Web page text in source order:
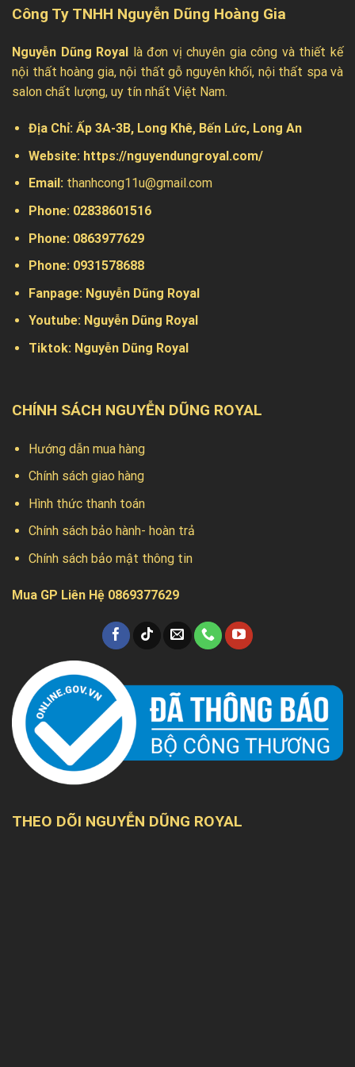
Công Ty TNHH Nguyễn Dũng Hoàng Gia
Nguyễn Dũng Royal
là đơn vị chuyên gia công và thiết kế
nội thất hoàng gia, nội thất gỗ nguyên khối, nội thất spa và
salon chất lượng, uy tín nhất Việt Nam.
Địa Chỉ: Ấp 3A-3B, Long Khê, Bến Lức, Long An
Website: https://nguyendungroyal.com/
Email: thanhcong11u@gmail.com
Phone: 02838601516
Phone: 0863977629
Phone: 0931578688
Fanpage: Nguyễn Dũng Royal
Youtube: Nguyễn Dũng Royal
Tiktok: Nguyễn Dũng Royal
CHÍNH SÁCH NGUYỄN DŨNG ROYAL
Hướng dẫn mua hàng
Chính sách giao hàng
Hình thức thanh toán
Chính sách bảo hành- hoàn trả
Chính sách bảo mật thông tin
Mua GP Liên Hệ 0869377629
THEO DÕI NGUYỄN DŨNG ROYAL